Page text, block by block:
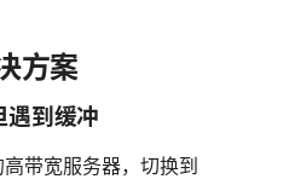
方案
遇到缓冲
带宽服务器，切换到